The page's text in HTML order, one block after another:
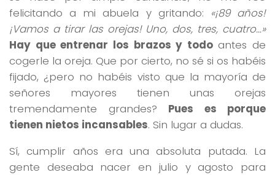
felicitando a mi abuela y gritando: «¡89 años!
¡Vamos a tirar las orejas! Uno, dos, tres, cuatro…»
Hay que entrenar los brazos y todoantes de
cogerle la oreja. Que por cierto, no sé si os habéis
fijado, ¿pero no habéis visto que la mayoría de
señores mayores tienen unas orejas
tremendamente grandes? Pues es porque
tienen nietos incansables. Sin lugar a dudas.
Sí, cumplir años era una absoluta putada. La
gente deseaba nacer en julio y agosto para